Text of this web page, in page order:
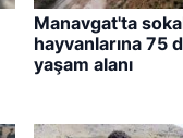
Manavgat'ta
hayvanlarına 75
yaşam alanı